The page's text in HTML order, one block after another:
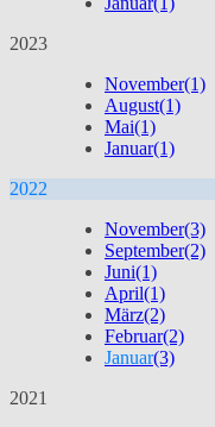
2023
November(1)
August(1)
Mai(1)
Januar(1)
2022
November(3)
September(2)
Juni(1)
April(1)
März(2)
Februar(2)
Januar(3)
2021